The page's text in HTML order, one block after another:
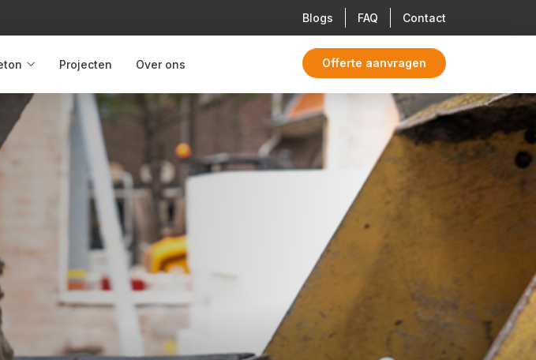
Blogs FAQ Contact
Projecten Over ons Offerte aanvragen